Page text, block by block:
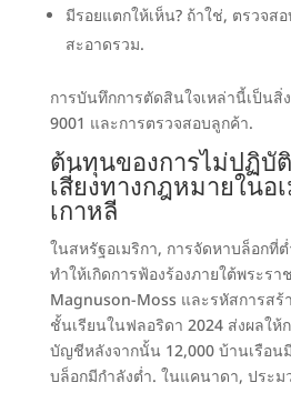
มีรอยแตกให้เห็น? ถ้าใช่, ตรวจส
สะอาดรวม.
การบันทึกการตัดสินใจเหล่านี้เป็นสิ่
9001 และการตรวจสอบลูกค้า.
ต้นทุนของการไม่ปฏิบั
เสี่ยงทางกฎหมายในอ
เกาหลี
ในสหรัฐอเมริกา, การจัดหาบล็อกที่
ทำให้เกิดการฟ้องร้องภายใต้พระร
Magnuson-Moss และรหัสการสร้
ชั้นเรียนในฟลอริดา 2024 ส่งผลให้ก
บัญชีหลังจากนั้น 12,000บ้านเรือน
บล็อกมีกำลังต่ำ. ในแคนาดา, ประม